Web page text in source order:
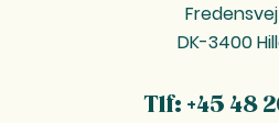
Fredensvej
DK-3400
Tlf: +45 48